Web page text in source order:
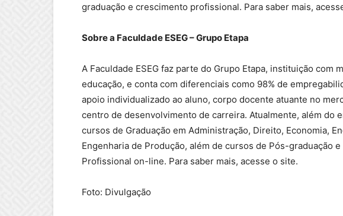
graduação e crescimento profissional. Para saber mais,
Sobre a Faculdade ESEG – Grupo Etapa
A Faculdade ESEG faz parte do Grupo Etapa, instituição com
educação, e conta com diferenciais como 98% de
apoio individualizado ao aluno, corpo docente atuante no
centro de desenvolvimento de carreira. Atualmente, além do
cursos de Graduação em Administração, Direito, Economia,
Engenharia de Produção, além de cursos de Pós-graduação
Profissional on-line. Para saber mais, acesse o site.
Foto: Divulgação